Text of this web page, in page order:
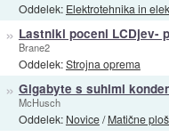
Oddelek: Elektrotehnika in
» Lastniki poceni LCDjev-
Brane2
Oddelek:Strojna oprema
» Gigabyte s suhimi
McHusch
Oddelek: Novice/Matične